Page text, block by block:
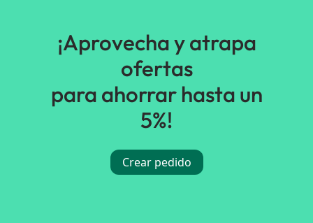
¡Aprovecha y atrapa
ofertas
para ahorrar hasta un
5%!
Crear pedido